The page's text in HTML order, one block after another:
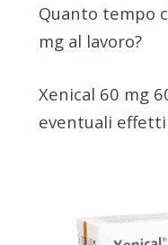
Quanto tempo
mg al lavoro?
Xenical 60 mg
eventuali